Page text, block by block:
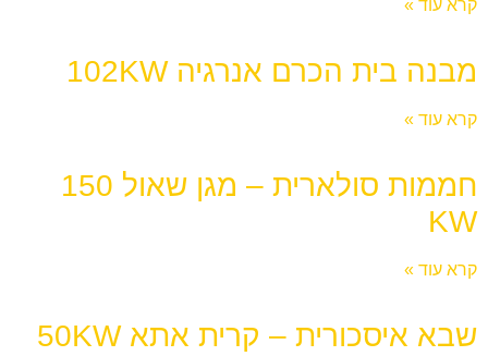
קרא עוד »
מבנה בית הכרם אנרגיה 102KW
קרא עוד »
חממות סולארית – מגן שאול 150
KW
קרא עוד »
שבא איסכורית – קרית אתא 50KW